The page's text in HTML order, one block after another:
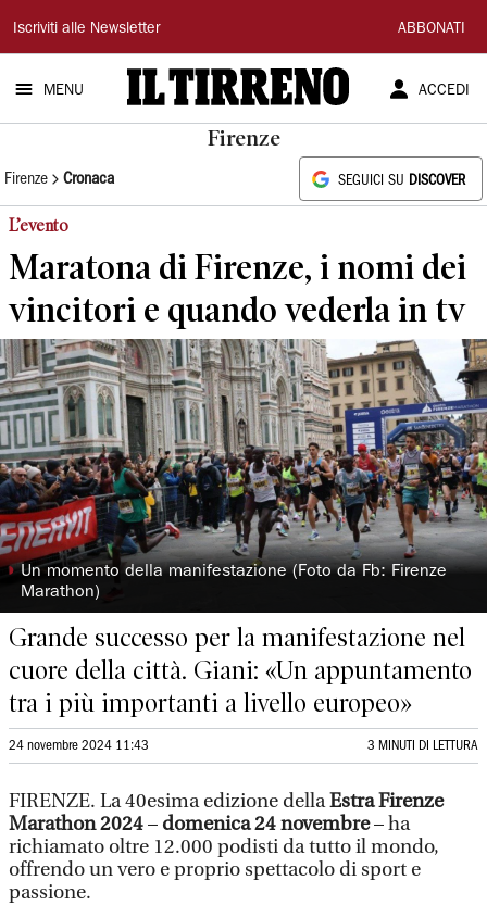
Il
Tirreno
Iscriviti alle Newsletter ABBONATI
MENU ACCEDI
Firenze
Firenze Cronaca SEGUICI SU DISCOVER
L’evento
Maratona di Firenze, i nomi dei
vincitori e quando vederla in tv
◗Un momento della manifestazione (Foto da Fb: Firenze
Marathon)
Grande successo per la manifestazione nel
cuore della città. Giani: «Un appuntamento
tra i più importanti a livello europeo»
24 novembre 2024 11:43 3 MINUTI DI LETTURA
FIRENZE. La 40esima edizione dellaEstra Firenze
Marathon 2024– domenica 24 novembre– ha
richiamato oltre 12.000 podisti da tutto il mondo,
offrendo un vero e proprio spettacolo di sport e
passione.